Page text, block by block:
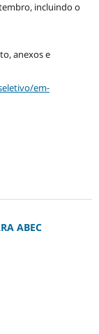
incluindo o
anexos e
em-
ABEC